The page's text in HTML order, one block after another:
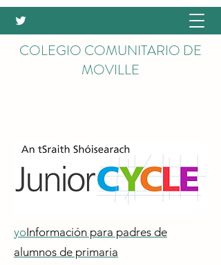
COLEGIO COMUNITARIO DE
MOVILLE
yoInformación para padres de
alumnos de primaria